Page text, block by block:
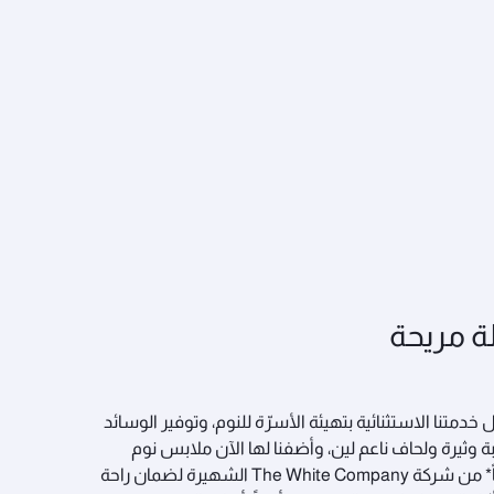
مريحة
خدمتنا الاستثنائية بتهيئة الأسرّة للنوم، وتوفير الوسائد
وثيرة ولحاف ناعم لين، وأضفنا لها الآن ملابس نوم
وخُفاً* من شركة The White Company الشهيرة لضمان راحة